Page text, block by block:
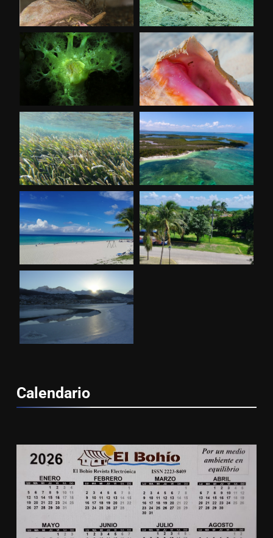
Calendario